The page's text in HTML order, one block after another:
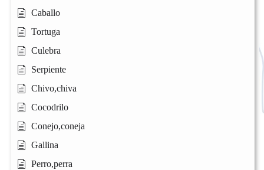
Caballo
Tortuga
Culebra
Serpiente
Chivo,chiva
Cocodrilo
Conejo,coneja
Gallina
Perro,perra